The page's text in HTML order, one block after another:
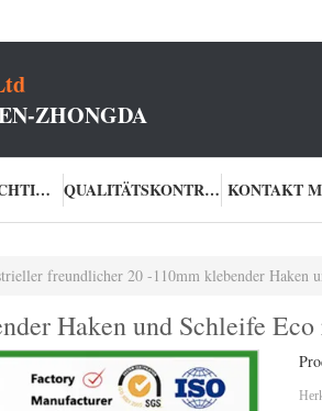
ZHONGDA
WERKSBESICHTIGUNG QUALITÄTSKONTROLLE KONTAKT
freundlicher 20 -110mm klebender Haken
Haken und Schleife